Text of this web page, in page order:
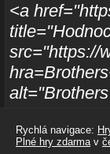
<a
src="https://
Rychlá navigace:
Plné hry zdarmav